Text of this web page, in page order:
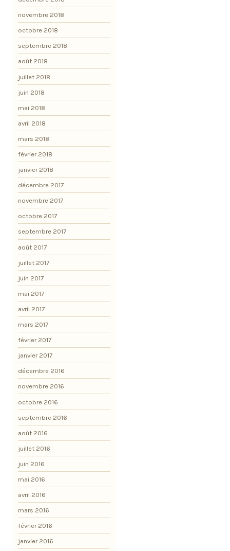
novembre 2018
octobre 2018
septembre 2018
août 2018
juillet 2018
juin 2018
mai 2018
avril 2018
mars 2018
février 2018
janvier 2018
décembre 2017
novembre 2017
octobre 2017
septembre 2017
août 2017
juillet 2017
juin 2017
mai 2017
avril 2017
mars 2017
février 2017
janvier 2017
décembre 2016
novembre 2016
octobre 2016
septembre 2016
août 2016
juillet 2016
juin 2016
mai 2016
avril 2016
mars 2016
février 2016
janvier 2016